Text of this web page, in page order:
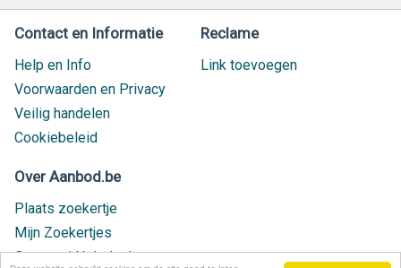
Contact en Informatie
Help en Info
Voorwaarden en Privacy
Veilig handelen
Cookiebeleid
Reclame
Link toevoegen
Over Aanbod.be
Plaats zoekertje
Mijn Zoekertjes
Contact / Helpdesk